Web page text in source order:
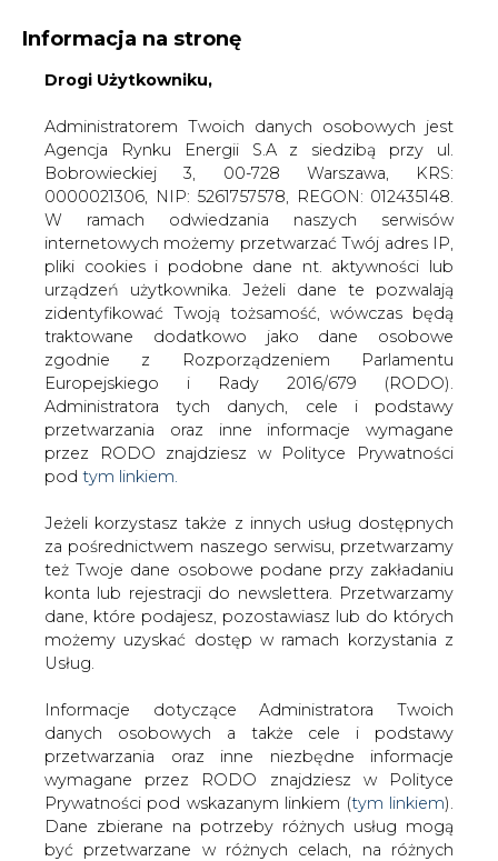
KONTAKT:
WYDAWCA PORTALU:
WYSOKI KONTRAST A A
ZALOGUJ SIĘ
WŁĄCZ CIRE.TV
Informacja na stronę
Drogi Użytkowniku,
Administratorem Twoich danych osobowych jest
Agencja Rynku Energii S.A z siedzibą przy ul.
Bobrowieckiej 3, 00-728 Warszawa, KRS:
0000021306, NIP: 5261757578, REGON: 012435148.
W ramach odwiedzania naszych serwisów
internetowych możemy przetwarzać Twój adres IP,
pliki cookies i podobne dane nt. aktywności lub
urządzeń użytkownika. Jeżeli dane te pozwalają
zidentyfikować Twoją tożsamość, wówczas będą
traktowane dodatkowo jako dane osobowe
zgodnie z Rozporządzeniem Parlamentu
Europejskiego i Rady 2016/679 (RODO).
Administratora tych danych, cele i podstawy
przetwarzania oraz inne informacje wymagane
przez RODO znajdziesz w Polityce Prywatności
pod tym linkiem.
Jeżeli korzystasz także z innych usług dostępnych
za pośrednictwem naszego serwisu, przetwarzamy
też Twoje dane osobowe podane przy zakładaniu
konta lub rejestracji do newslettera. Przetwarzamy
dane, które podajesz, pozostawiasz lub do których
możemy uzyskać dostęp w ramach korzystania z
Usług.
Informacje dotyczące Administratora Twoich
danych osobowych a także cele i podstawy
przetwarzania oraz inne niezbędne informacje
wymagane przez RODO znajdziesz w Polityce
Prywatności pod wskazanym linkiem (tym linkiem).
Dane zbierane na potrzeby różnych usług mogą
być przetwarzane w różnych celach, na różnych
Strona główna
SERWIS INFORMACYJNY CIRE
/ Studenci Politechniki Krakowskiej chcą usprawnić
transport kolejowy w Małopolsce
2025-01-24 16:30
drukuj
skomentuj
udostępnij: